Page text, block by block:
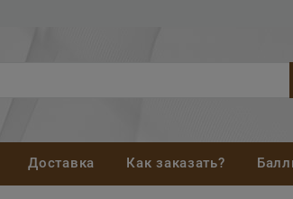
Доставка Как заказать?